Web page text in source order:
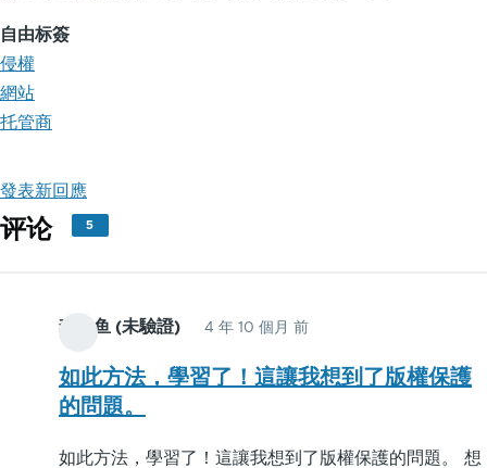
自由标簽
侵權
網站
托管商
發表新回應
评论 5
李小鱼 (未驗證) 4 年 10 個月 前
如此方法，學習了！這讓我想到了版權保護
的問題。
如此方法，學習了！這讓我想到了版權保護的問題。 想